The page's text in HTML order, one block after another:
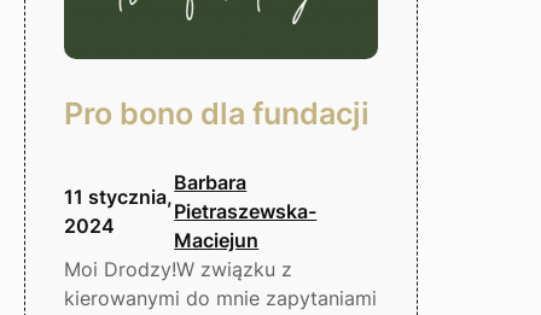
Pro bono dla fundacji
11 stycznia,
2024
Barbara
Pietraszewska-
Maciejun
Moi Drodzy!W związku z
kierowanymi do mnie zapytaniami